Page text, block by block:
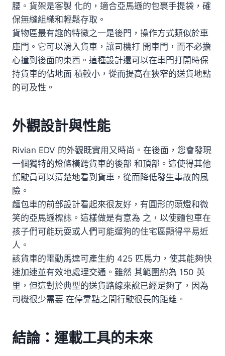
腰。貨架是客製 化的，適合亞馬遜的包裹手提袋，確
保無縫組織和輕鬆存取。
貨物區最有趣的特徵之一是後門，操作方式類似於車
庫門。它可以滑入貨車，讓司機打 開車門，而不必擔
心撞到後面的東西。這種設計還可以在車門打開時保
持貨車的佔地面 積較小，從而提高在狹窄的送貨地點
的可及性。
外觀設計與性能
Rivian EDV 的外觀既實用又時尚。在後面，您會發現
一個獨特的燈條橫跨貨車的後部 和頂部。這使得其他
駕駛員可以清楚地看到貨車，從而降低發生事故的風
險。
麵包車的前部設計看起來很友好，有圓形的頭燈和微
笑的亞馬遜標誌。這樣做是有意為 之，以使麵包車在
孩子們可能玩耍或人們可能遛狗的住宅區顯得平易近
人。
該貨車的電動馬達可產生約 425 匹馬力，使其能夠快
速加速並有效地處理交通。雖然 其範圍約為 150 英
里，但這對於典型的送貨路線來說已經足夠了，因為
司機很少需要 在停靠點之間行駛很長的距離。
結論：運載工具的未來